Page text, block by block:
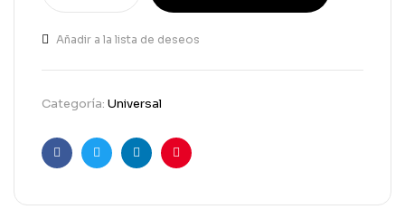
Añadir a la lista de deseos
Categoría: Universal
FacebookGorjeoLinkedInPinterest